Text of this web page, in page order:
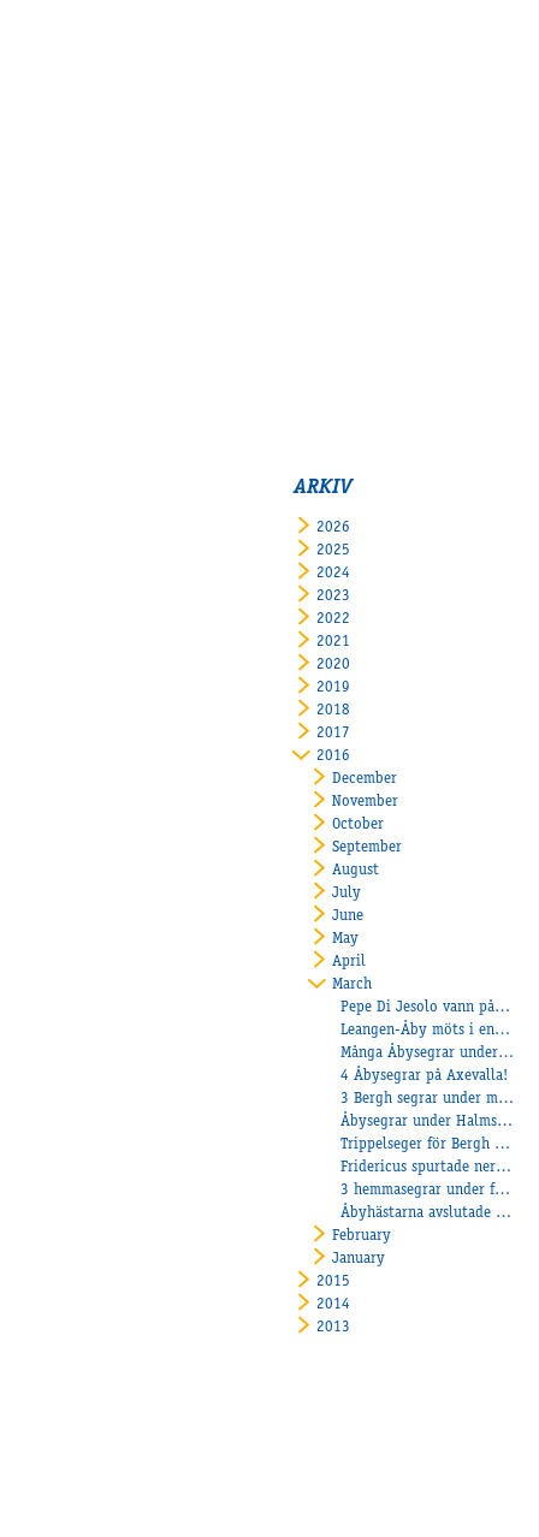
ARKIV
2026
2025
2024
2023
2022
2021
2020
2019
2018
2017
2016
December
November
October
September
August
July
June
May
April
March
Pepe Di Jesolo vann på Jägersro
Leangen-Åby möts i en montématch den 14 april!
Många Åbysegrar under Påsken!
4 Åbysegrar på Axevalla!
3 Bergh segrar under måndagen!
Åbysegrar under Halmstads breddlopp!
Trippelseger för Bergh på Kalmar+ En seger i Frankrike!
Fridericus spurtade ner allt!
3 hemmasegrar under fullsatt Tjejkväll!
Åbyhästarna avslutade Axevallas Lunchtrav!
February
January
2015
2014
2013